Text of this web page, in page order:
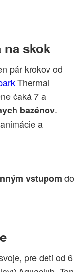
na skok
pár krokov od
Thermal
čaká 7 a
bazénov.
a
vstupom do
pre deti od 6